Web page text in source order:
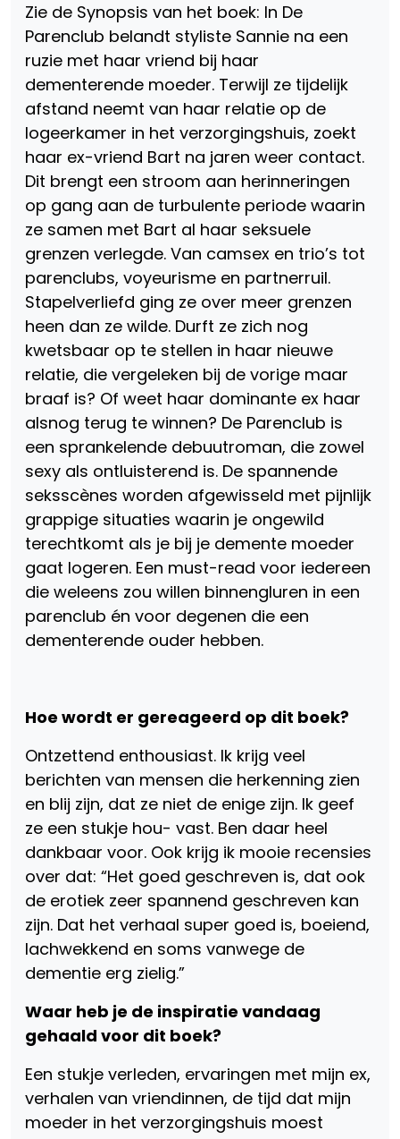
Zie de Synopsis van het boek: In De
Parenclub belandt styliste Sannie na een
ruzie met haar vriend bij haar
dementerende moeder. Terwijl ze tijdelijk
afstand neemt van haar relatie op de
logeerkamer in het verzorgingshuis, zoekt
haar ex-vriend Bart na jaren weer contact.
Dit brengt een stroom aan herinneringen
op gang aan de turbulente periode waarin
ze samen met Bart al haar seksuele
grenzen verlegde. Van camsex en trio’s tot
parenclubs, voyeurisme en partnerruil.
Stapelverliefd ging ze over meer grenzen
heen dan ze wilde. Durft ze zich nog
kwetsbaar op te stellen in haar nieuwe
relatie, die vergeleken bij de vorige maar
braaf is? Of weet haar dominante ex haar
alsnog terug te winnen? De Parenclub is
een sprankelende debuutroman, die zowel
sexy als ontluisterend is. De spannende
seksscènes worden afgewisseld met pijnlijk
grappige situaties waarin je ongewild
terechtkomt als je bij je demente moeder
gaat logeren. Een must-read voor iedereen
die weleens zou willen binnengluren in een
parenclub én voor degenen die een
dementerende ouder hebben.
Hoe wordt er gereageerd op dit boek?
Ontzettend enthousiast. Ik krijg veel
berichten van mensen die herkenning zien
en blij zijn, dat ze niet de enige zijn. Ik geef
ze een stukje hou- vast. Ben daar heel
dankbaar voor. Ook krijg ik mooie recensies
over dat: “Het goed geschreven is, dat ook
de erotiek zeer spannend geschreven kan
zijn. Dat het verhaal super goed is, boeiend,
lachwekkend en soms vanwege de
dementie erg zielig.”
Waar heb je de inspiratie vandaag
gehaald voor dit boek?
Een stukje verleden, ervaringen met mijn ex,
verhalen van vriendinnen, de tijd dat mijn
moeder in het verzorgingshuis moest